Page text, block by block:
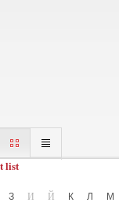
list
З И Й К Л М